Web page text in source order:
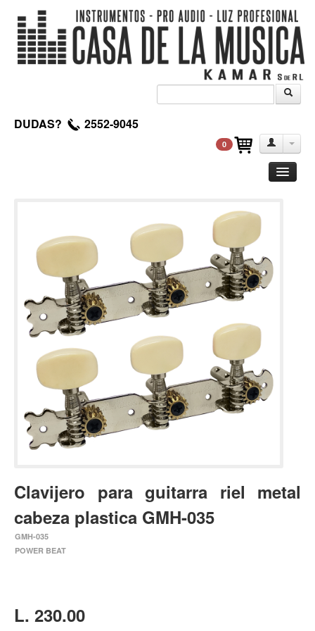
DUDAS? 2552-9045
0
Acustica
Electrica
Amplificadores
Pedales de efectos
Estuches y fundas
Fajas y colgantes
Accesorios
Bajos
Electrico
Amplificadores
Pedales de efectos
Estuches y fundas
Clavijero para guitarra riel metal
cabeza plastica GMH-035
GMH-035
POWER BEAT
L. 230.00